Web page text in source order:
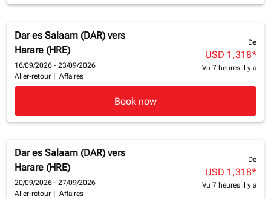
Dar es Salaam (DAR) vers
Harare (HRE)
16/09/2026 - 23/09/2026
Aller-retour
Affaires
De
USD 1,318*
Vu 7 heures il y a
Book now
Dar es Salaam (DAR) vers
Harare (HRE)
20/09/2026 - 27/09/2026
Aller-retour
Affaires
De
USD 1,318*
Vu 7 heures il y a